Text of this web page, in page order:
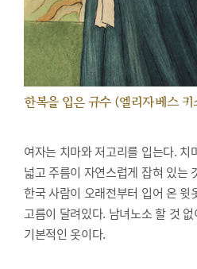
한복을 입은 규수 (엘리자베스 키
여자는 치마와 저고리를 입는다. 치
넓고 주름이 자연스럽게 잡혀 있는
한국 사람이 오래전부터 입어 온 윗
고름이 달려있다. 남녀노소 할 것
기본적인 옷이다.